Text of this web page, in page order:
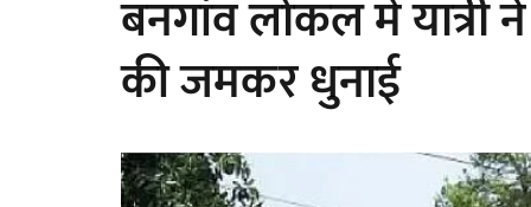
बनगांव लोकल में यात्री
की जमकर धुनाई